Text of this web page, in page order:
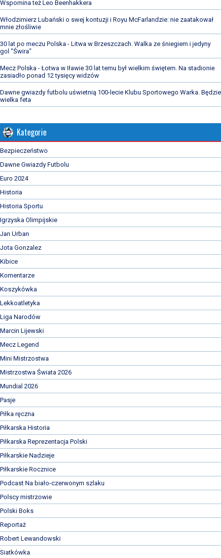
Wspomina też Leo Beenhakkera
Włodzimierz Lubański o swej kontuzji i Royu McFarlandzie: nie zaatakował
mnie złośliwie
30 lat po meczu Polska - Litwa w Brzeszczach. Walka ze śniegiem i jedyny
gol "Świra"
Mecz Polska - Łotwa w Iławie 30 lat temu był wielkim świętem. Na stadionie
zasiadło ponad 12 tysięcy widzów
Dawne gwiazdy futbolu uświetnią 100-lecie Klubu Sportowego Warka. Będzie
wielka feta
Kategorie
Bezpieczeństwo
Dawne Gwiazdy Futbolu
Euro 2024
Historia
Historia Sportu
Igrzyska Olimpijskie
Jan Urban
Jota Gonzalez
Kibice
Komentarze
Koszykówka
Lekkoatletyka
Liga Narodów
Marcin Lijewski
Mecz Legend
Mini Mistrzostwa
Mistrzostwa Świata 2026
Mundial 2026
Pasje
Piłka ręczna
Piłkarska Historia
Piłkarska Reprezentacja Polski
Piłkarskie Nadzieje
Piłkarskie Rocznice
Podcast Na biało-czerwonym szlaku
Polscy mistrzowie
Polski Boks
Reportaż
Robert Lewandowski
Siatkówka